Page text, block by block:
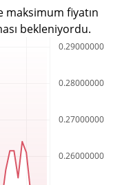
maksimum fiyatın
bekleniyordu.